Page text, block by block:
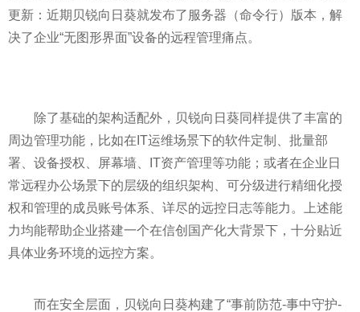
更新：近期贝锐向日葵就发布了服务器（命令行）版本，解
决了企业“无图形界面”设备的远程管理痛点。
除了基础的架构适配外，贝锐向日葵同样提供了丰富的
周边管理功能，比如在IT运维场景下的软件定制、批量部
署、设备授权、屏幕墙、IT资产管理等功能；或者在企业日
常远程办公场景下的层级的组织架构、可分级进行精细化授
权和管理的成员账号体系、详尽的远控日志等能力。上述能
力均能帮助企业搭建一个在信创国产化大背景下，十分贴近
具体业务环境的远控方案。
而在安全层面，贝锐向日葵构建了“事前防范-事中守护-